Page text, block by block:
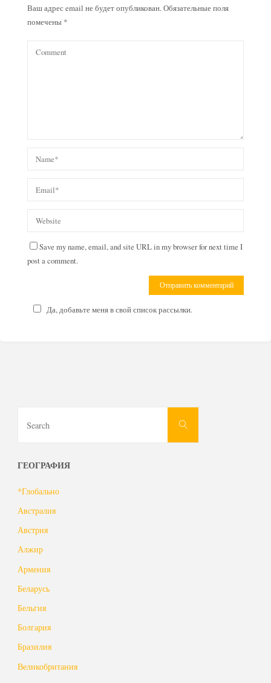
Ваш адрес email не будет опубликован. Обязательные поля
помечены *
Save my name, email, and site URL in my browser for next time I
post a comment.
Да, добавьте меня в свой список рассылки.
Search
ГЕОГРАФИЯ
*Глобально
Австралия
Австрия
Алжир
Армения
Беларусь
Бельгия
Болгария
Бразилия
Великобритания